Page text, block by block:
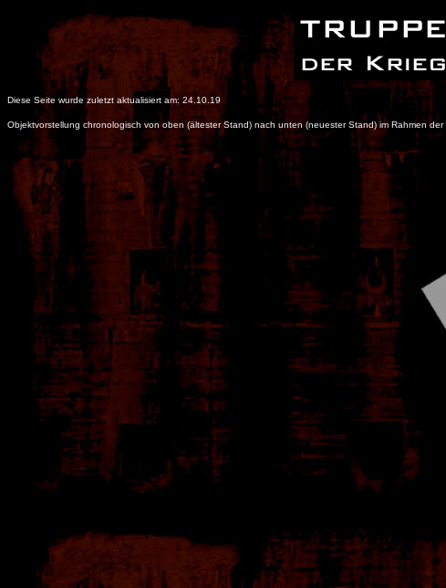
Diese Seite wurde zuletzt aktualisiert am: 24.10.19
Objektvorstellung chronologisch von oben (ältester Stand) nach unten (neuester Stand) im Rahmen der